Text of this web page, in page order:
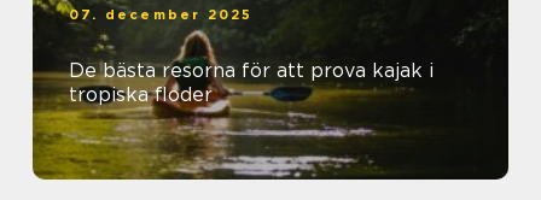
07. december 2025
De bästa resorna för att prova kajak i
tropiska floder